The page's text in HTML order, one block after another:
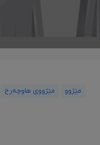
مێژوو مێژووی هاوچەرخ